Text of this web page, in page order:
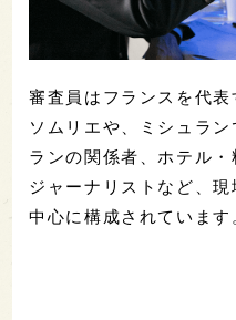
審査員はフランスを代
ソムリエや、ミシュラ
ランの関係者、ホテル
ジャーナリストなど、
中心に構成されています